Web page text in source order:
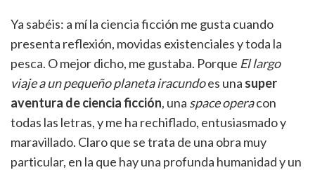
Ya sabéis: a mí la ciencia ficción me gusta cuando
presenta reflexión, movidas existenciales y toda la
pesca. O mejor dicho, me gustaba. Porque El largo
viaje a un pequeño planeta iracundoes una super
aventura de ciencia ficción, una space operacon
todas las letras, y me ha rechiflado, entusiasmado y
maravillado. Claro que se trata de una obra muy
particular, en la que hay una profunda humanidad y un